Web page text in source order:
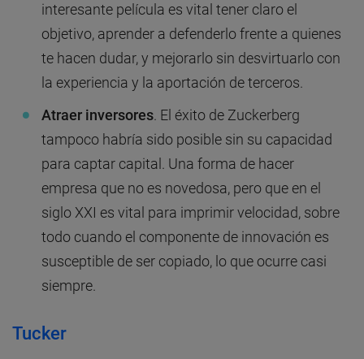
interesante película es vital tener claro el
objetivo, aprender a defenderlo frente a quienes
te hacen dudar, y mejorarlo sin desvirtuarlo con
la experiencia y la aportación de terceros.
Atraer inversores . El éxito de Zuckerberg
tampoco habría sido posible sin su capacidad
para captar capital. Una forma de hacer
empresa que no es novedosa, pero que en el
siglo XXI es vital para imprimir velocidad, sobre
todo cuando el componente de innovación es
susceptible de ser copiado, lo que ocurre casi
siempre.
Tucker